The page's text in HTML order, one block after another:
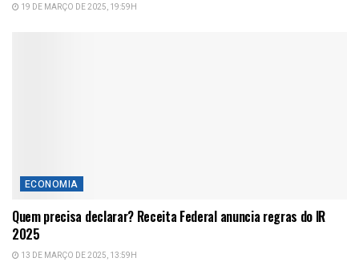
19 DE MARÇO DE 2025, 19:59H
ECONOMIA
Quem precisa declarar? Receita Federal anuncia regras do IR
2025
13 DE MARÇO DE 2025, 13:59H